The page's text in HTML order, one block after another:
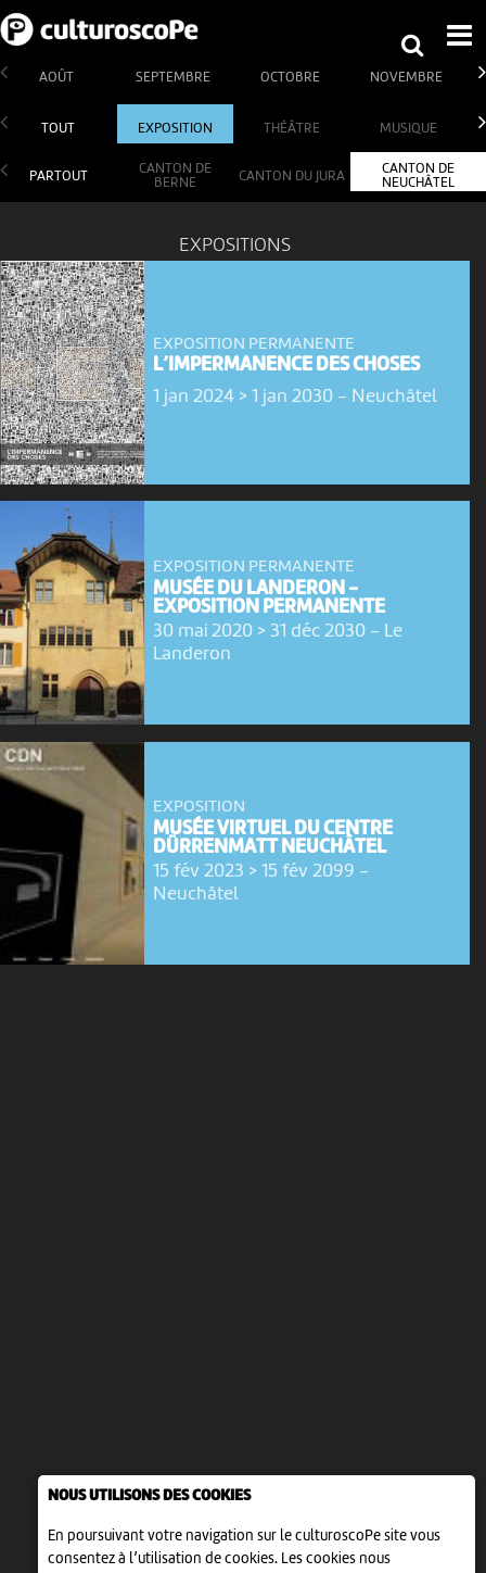
NOUS UTILISONS DES COOKIES
En poursuivant votre navigation sur le culturoscoPe site vous
consentez à l’utilisation de cookies. Les cookies nous
AOÛT SEPTEMBRE OCTOBRE NOVEMBRE
TOUT EXPOSITION THÉÂTRE MUSIQUE
PARTOUT
CANTON DE
BERNE
CANTON DU JURA
CANTON DE
NEUCHÂTEL
EXPOSITIONS
EXPOSITION PERMANENTE
L’IMPERMANENCE DES CHOSES
1 jan 2024 > 1 jan 2030- Neuchâtel
EXPOSITION PERMANENTE
MUSÉE DU LANDERON -
EXPOSITION PERMANENTE
30 mai 2020 > 31 déc 2030- Le
Landeron
EXPOSITION
MUSÉE VIRTUEL DU CENTRE
DÜRRENMATT NEUCHÂTEL
15 fév 2023 > 15 fév 2099 -
Neuchâtel